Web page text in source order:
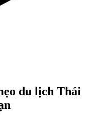
du lịch Thái